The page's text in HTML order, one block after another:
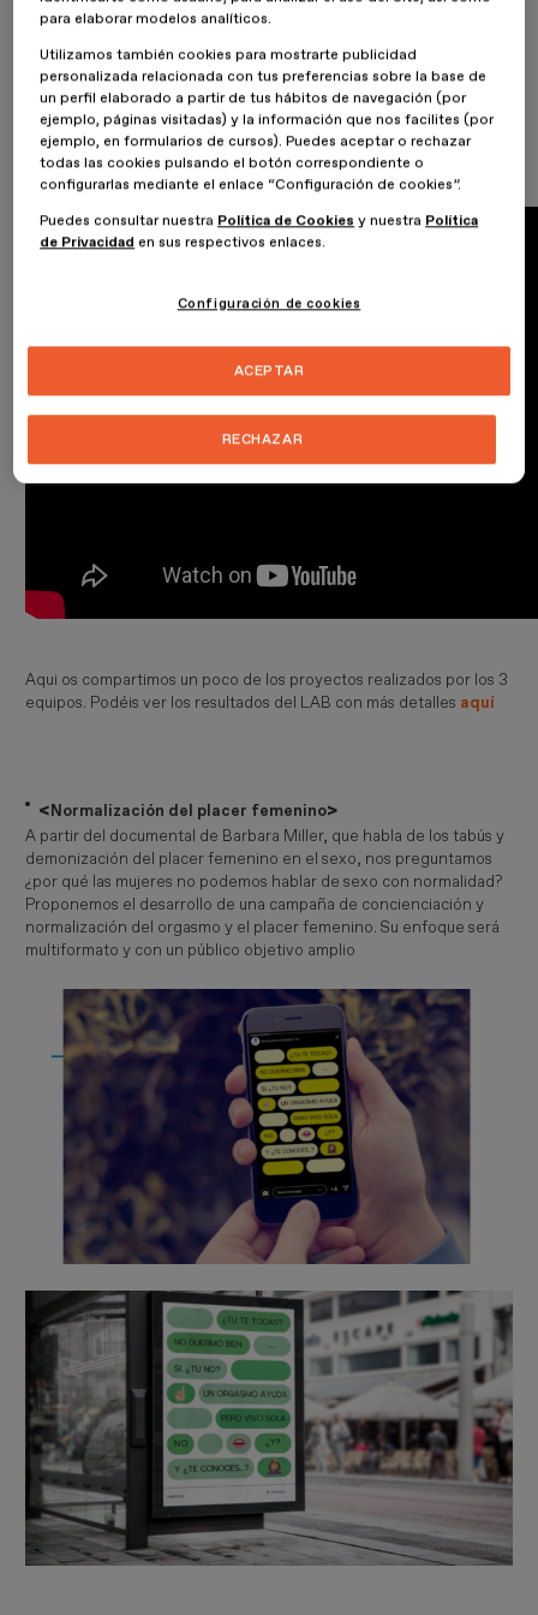
Esta vez en el LAB contamos con más de 10 mil participaciones en
disfrutado estos cuatro días con nosotros.
Aqui os compartimos un poco de los proyectos realizados por los 3
equipos. Podéis ver los resultados del LAB con más detalles aquí
<Normalización del placer femenino>
A partir del documental de Barbara Miller, que habla de los tabús y
demonización del placer femenino en el sexo, nos preguntamos
¿por qué las mujeres no podemos hablar de sexo con normalidad?
Proponemos el desarrollo de una campaña de concienciación y
normalización del orgasmo y el placer femenino. Su enfoque será
multiformato y con un público objetivo amplio
para elaborar modelos analíticos.
Utilizamos también cookies para mostrarte publicidad
personalizada relacionada con tus preferencias sobre la base de
un perfil elaborado a partir de tus hábitos de navegación (por
ejemplo, páginas visitadas) y la información que nos facilites (por
ejemplo, en formularios de cursos). Puedes aceptar o rechazar
todas las cookies pulsando el botón correspondiente o
configurarlas mediante el enlace “Configuración de cookies”.
Puedes consultar nuestra Política de Cookies y nuestra Política
de Privacidad en sus respectivos enlaces.
Configuración de cookies
RECHAZAR
ACEPTAR